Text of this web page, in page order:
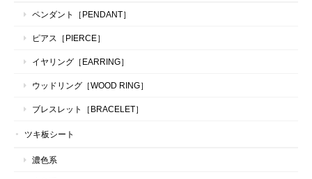
ペンダント［PENDANT］
ピアス［PIERCE］
イヤリング［EARRING］
ウッドリング［WOOD RING］
ブレスレット［BRACELET］
ツキ板シート
濃色系